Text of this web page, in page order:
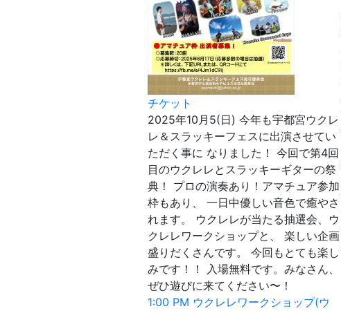
チケット
2025年10月5(日) 今年も宇都宮ウクレ
レ＆スラッキーフェスに出演させてい
ただく事に なりました！ 今回で第4回
目のウクレレとスラッキーギターの祭
典！ プロの演奏あり！アマチュア参加
枠もあり、 一日中優しい音色で癒やさ
れます。 ウクレレが当たる抽選会、ウ
クレレワークショップと、 楽しい企画
盛りだくさんです。 今回もとても楽し
みです！！ 入場無料です。みなさん、
ぜひ遊びに来てください〜！
1:00 PM ウクレレワークショップ(ウ